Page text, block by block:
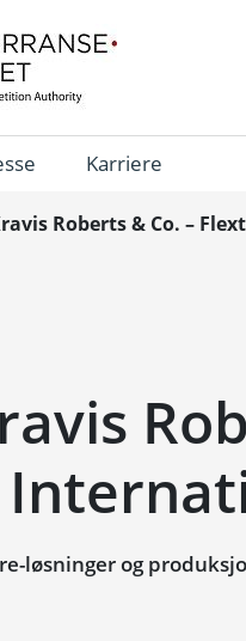
Karriere
Roberts & Co. –
løsninger og